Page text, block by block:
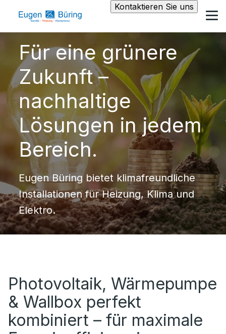
Kontaktieren Sie uns
Für eine grünere
Zukunft –
nachhaltige
Lösungen in jedem
Bereich.
Eugen Büring bietet klimafreundliche
Installationen für Heizung, Klima und
Elektro.
Photovoltaik, Wärmepumpe
& Wallbox perfekt
kombiniert – für maximale